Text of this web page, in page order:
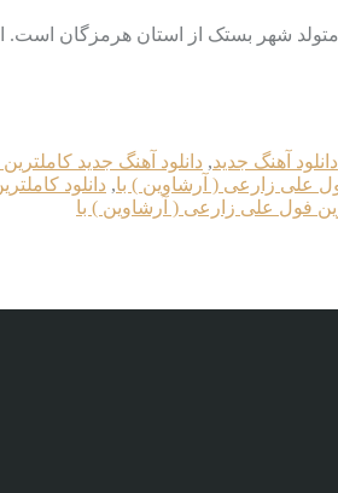
شهر بستک از استان هرمزگان است. او
دانلود آهنگ جدید, دانلود آهنگ جدید
علی زارعی ( آرشاوین ) با, دانلود
فول علی زارعی ( آرشاوین ) با